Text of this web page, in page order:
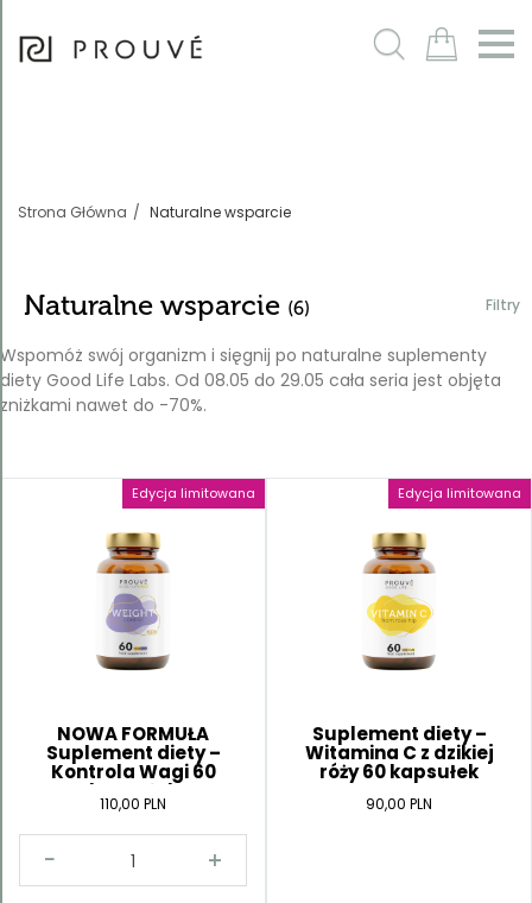
m
Strona Główna Naturalne wsparcie
Naturalne wsparcie (6) Filtry
Wspomóż swój organizm i sięgnij po naturalne suplementy
diety Good Life Labs. Od 08.05 do 29.05 cała seria jest objęta
zniżkami nawet do -70%.
Edycja limitowana
NOWA FORMUŁA
Suplement diety –
Kontrola Wagi 60
kapsułek
110,00 PLN
Edycja limitowana
Suplement diety –
Witamina C z dzikiej
róży 60 kapsułek
90,00 PLN
Filtry
Sortowanie
Kategorie